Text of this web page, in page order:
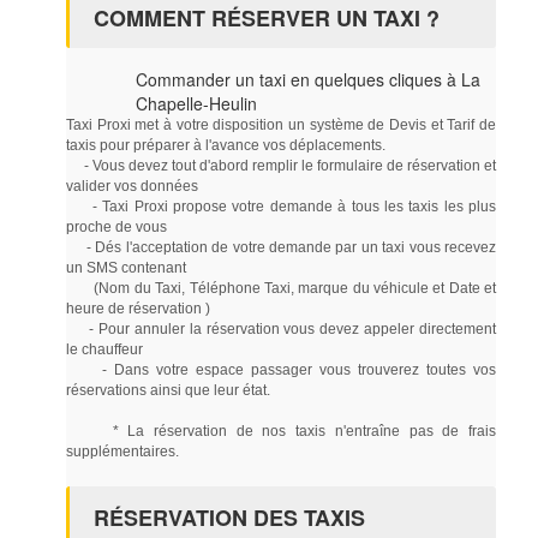
COMMENT RÉSERVER UN TAXI ?
Commander un taxi en quelques cliques à La
Chapelle-Heulin
Taxi Proxi met à votre disposition un système de Devis et Tarif de
taxis pour préparer à l'avance vos déplacements.
- Vous devez tout d'abord remplir le formulaire de réservation et
valider vos données
- Taxi Proxi propose votre demande à tous les taxis les plus
proche de vous
- Dés l'acceptation de votre demande par un taxi vous recevez
un SMS contenant
(Nom du Taxi, Téléphone Taxi, marque du véhicule et Date et
heure de réservation )
- Pour annuler la réservation vous devez appeler directement
le chauffeur
- Dans votre espace passager vous trouverez toutes vos
réservations ainsi que leur état.
* La réservation de nos taxis n'entraîne pas de frais
supplémentaires.
RÉSERVATION DES TAXIS